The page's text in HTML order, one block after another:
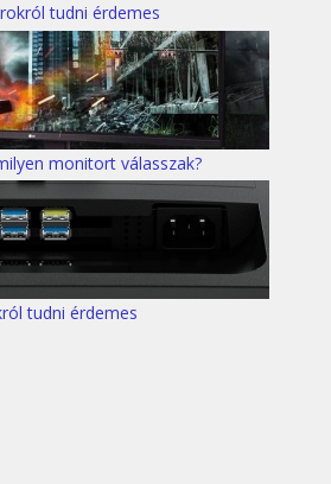
tudni érdemes
monitort válasszak?
tudni érdemes